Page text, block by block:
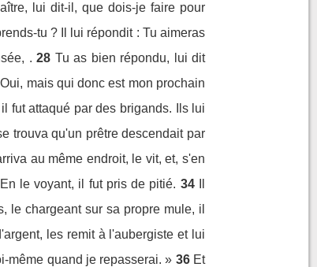
lui dit-il, que dois-je faire pour
tu ? Il lui répondit : Tu aimeras
. 28 Tu as bien répondu, lui dit
mais qui donc est mon prochain
fut attaqué par des brigands. Ils lui
trouva qu'un prêtre descendait par
au même endroit, le vit, et, s'en
le voyant, il fut pris de pitié. 34
le chargeant sur sa propre mule, il
les remit à l'aubergiste et lui
même quand je repasserai. » 36 Et